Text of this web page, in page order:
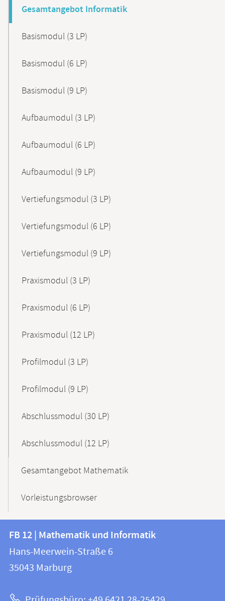
Gesamtangebot Informatik
Basismodul (3 LP)
Basismodul (6 LP)
Basismodul (9 LP)
Aufbaumodul (3 LP)
Aufbaumodul (6 LP)
Aufbaumodul (9 LP)
Vertiefungsmodul (3 LP)
Vertiefungsmodul (6 LP)
Vertiefungsmodul (9 LP)
Praxismodul (3 LP)
Praxismodul (6 LP)
Praxismodul (12 LP)
Profilmodul (3 LP)
Profilmodul (9 LP)
Abschlussmodul (30 LP)
Abschlussmodul (12 LP)
Gesamtangebot Mathematik
Vorleistungsbrowser
Kontakt
und
Informationen
FB
12
|
FB 12 | Mathematik und Informatik
Hans-Meerwein-Straße 6
35043 Marburg